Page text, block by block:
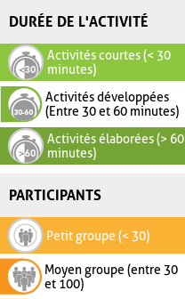
DURÉE DE L'ACTIVITÉ
Activités courtes (< 30
minutes)
Activités développées
(Entre 30 et 60 minutes)
Activités élaborées (> 60
minutes)
PARTICIPANTS
Petit groupe (< 30)
Moyen groupe (entre 30
et 100)